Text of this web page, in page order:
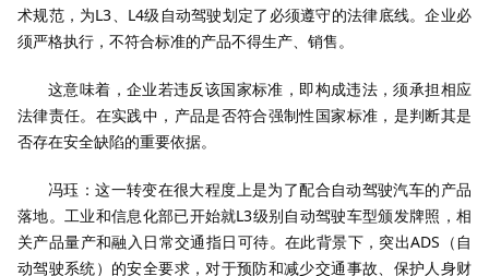
术规范，为L3、L4级自动驾驶划定了必须遵守的法律底线。企业必
须严格执行，不符合标准的产品不得生产、销售。
这意味着，企业若违反该国家标准，即构成违法，须承担相应
法律责任。在实践中，产品是否符合强制性国家标准，是判断其是
否存在安全缺陷的重要依据。
冯珏：这一转变在很大程度上是为了配合自动驾驶汽车的产品
落地。工业和信息化部已开始就L3级别自动驾驶车型颁发牌照，相
关产品量产和融入日常交通指日可待。在此背景下，突出ADS（自
动驾驶系统）的安全要求，对于预防和减少交通事故、保护人身财